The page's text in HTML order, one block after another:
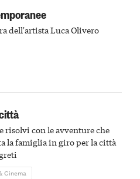
dell'artista Luca Olivero
risolvi con le avventure che
la famiglia in giro per la città
Cinema